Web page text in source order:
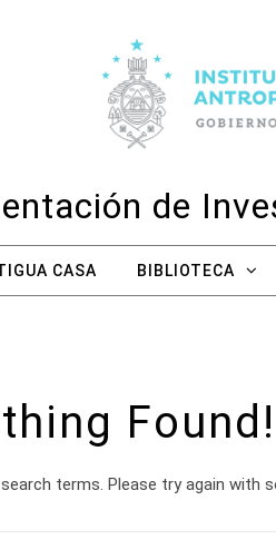
de
CASA BIBLIOTECA
Found!
terms. Please try again with